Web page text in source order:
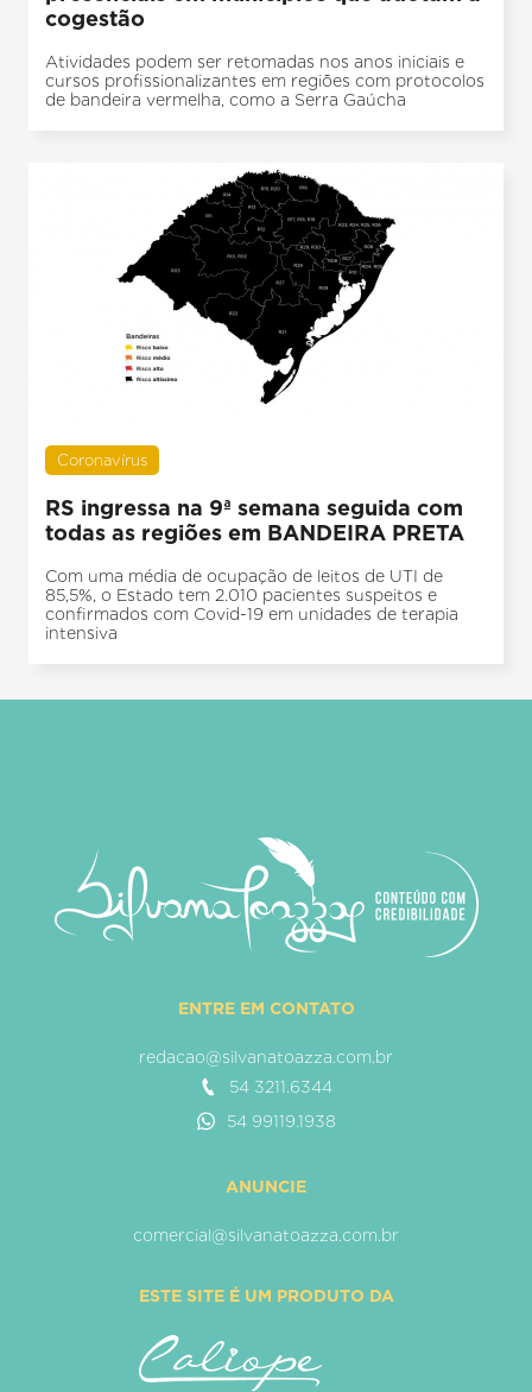
cogestão
Atividades podem ser retomadas nos anos iniciais e
cursos profissionalizantes em regiões com protocolos
de bandeira vermelha, como a Serra Gaúcha
Coronavírus
RS ingressa na 9ª semana seguida com
todas as regiões em BANDEIRA PRETA
Com uma média de ocupação de leitos de UTI de
85,5%, o Estado tem 2.010 pacientes suspeitos e
confirmados com Covid-19 em unidades de terapia
intensiva
ENTRE EM CONTATO
redacao@silvanatoazza.com.br
54 3211.6344
54 99119.1938
ANUNCIE
comercial@silvanatoazza.com.br
ESTE SITE É UM PRODUTO DA